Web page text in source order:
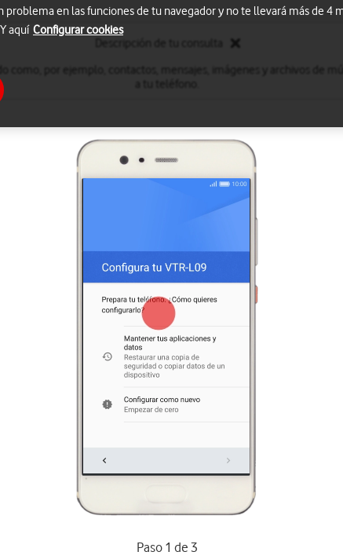
como, por ejemplo, contactos, mensajes, imágenes y archivos de
Paso 1 de 3
en las funciones de tu navegador y no te llevará más de 4
Y aquí Configurar cookies